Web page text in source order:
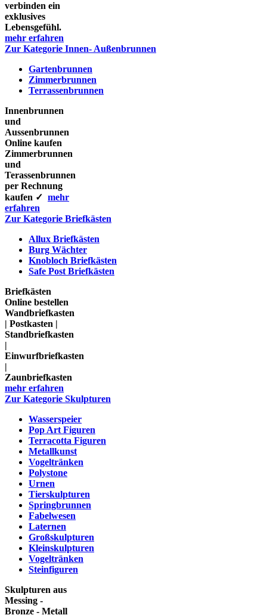
verbinden ein
exklusives
Lebensgefühl.
mehr erfahren
Zur Kategorie Innen- Außenbrunnen
Gartenbrunnen
Zimmerbrunnen
Terrassenbrunnen
Innenbrunnen
und
Aussenbrunnen
Online kaufen
Zimmerbrunnen
und
Terassenbrunnen
per Rechnung
kaufen ✓ mehr
erfahren
Zur Kategorie Briefkästen
Allux Briefkästen
Burg Wächter
Knobloch Briefkästen
Safe Post Briefkästen
Briefkästen
Online bestellen
Wandbriefkasten
| Postkasten |
Standbriefkasten
|
Einwurfbriefkasten
|
Zaunbriefkasten
mehr erfahren
Zur Kategorie Skulpturen
Wasserspeier
Pop Art Figuren
Terracotta Figuren
Metallkunst
Vogeltränken
Polystone
Urnen
Tierskulpturen
Springbrunnen
Fabelwesen
Laternen
Großskulpturen
Kleinskulpturen
Vogeltränken
Steinfiguren
Skulpturen aus
Messing -
Bronze - Metall